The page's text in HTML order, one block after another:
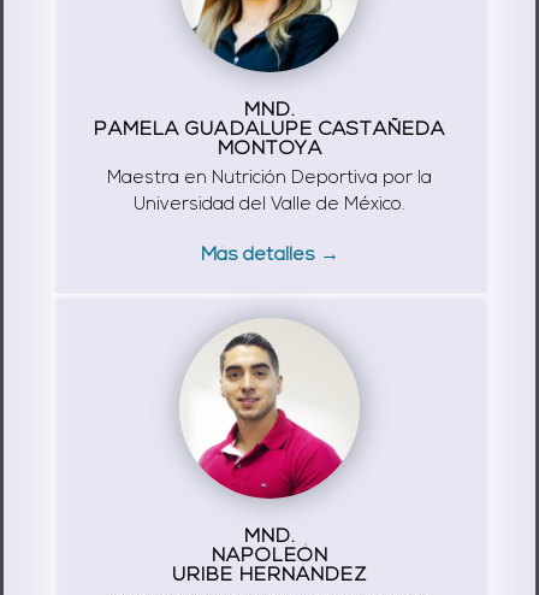
MND.
PAMELA GUADALUPE CASTAÑEDA
MONTOYA
Maestra en Nutrición Deportiva por la
Universidad del Valle de México.
Más detalles →
MND.
NAPOLEÓN
URIBE HERNÁNDEZ